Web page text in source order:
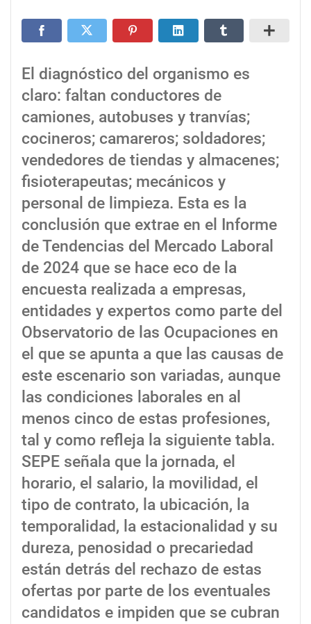
El diagnóstico del organismo es
claro: faltan conductores de
camiones, autobuses y tranvías;
cocineros; camareros; soldadores;
vendedores de tiendas y almacenes;
fisioterapeutas; mecánicos y
personal de limpieza. Esta es la
conclusión que extrae en el Informe
de Tendencias del Mercado Laboral
de 2024 que se hace eco de la
encuesta realizada a empresas,
entidades y expertos como parte del
Observatorio de las Ocupaciones en
el que se apunta a que las causas de
este escenario son variadas, aunque
las condiciones laborales en al
menos cinco de estas profesiones,
tal y como refleja la siguiente tabla.
SEPE señala que la jornada, el
horario, el salario, la movilidad, el
tipo de contrato, la ubicación, la
temporalidad, la estacionalidad y su
dureza, penosidad o precariedad
están detrás del rechazo de estas
ofertas por parte de los eventuales
candidatos e impiden que se cubran